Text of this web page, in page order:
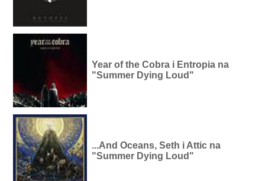
Year of the Cobra i Entropia na
"Summer Dying Loud"
...And Oceans, Seth i Attic na
"Summer Dying Loud"